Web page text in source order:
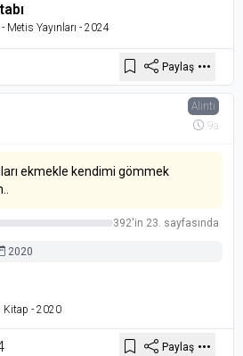
- Metis Yayınları - 2024
Paylaş
Alıntı
9a
ekmekle kendimi gömmek
392'in 23. sayfasında
2020
Kitap - 2020
Paylaş